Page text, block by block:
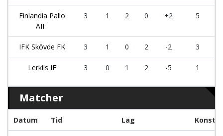
Finlandia Pallo
AIF
3 1 2 0 +2 5
IFK Skövde FK 3 1 0 2 -2 3
Lerkils IF 3 0 1 2 -5 1
Matcher
Datum Tid Lag